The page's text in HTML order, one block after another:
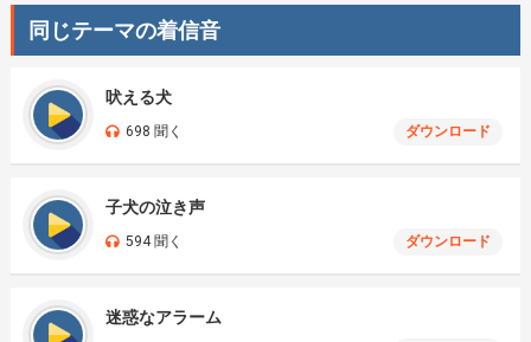
同じテーマの着信音
吠える犬
698 聞く ダウンロード
子犬の泣き声
594 聞く ダウンロード
迷惑なアラーム